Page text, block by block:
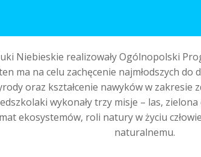
Niebieskie realizowały Ogólnopolski
ma na celu zachęcenie najmłodszych
oraz kształcenie nawyków w zakresie
wykonały trzy misje – las,
ekosystemów, roli natury w życiu
naturalnemu.